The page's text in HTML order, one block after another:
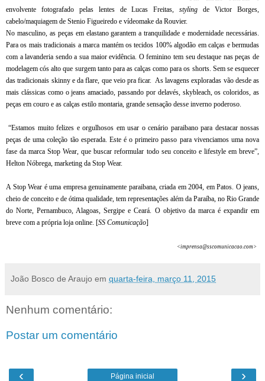
envolvente fotografado pelas lentes de Lucas Freitas,styling de Victor Borges,
cabelo/maquiagem de Stenio Figueiredo e vídeomake da Rouvier.
No masculino, as peças em elastano garantem a tranquilidade e modernidade necessárias.
Para os mais tradicionais a marca mantém os tecidos 100% algodão em calças e bermudas
com a lavanderia sendo a sua maior evidência. O feminino tem seu destaque nas peças de
modelagem cós alto que surgem tanto para as calças como para os shorts. Sem se esquecer
das tradicionais skinny e da flare, que veio pra ficar.
As lavagens exploradas vão desde as
mais clássicas como o jeans amaciado, passando por delavés, skybleach, os coloridos, as
peças em couro e as calças estilo montaria, grande sensação desse inverno poderoso.
“Estamos muito felizes e orgulhosos em usar o cenário paraibano para destacar nossas
peças de uma coleção tão esperada. Este é o primeiro passo para vivenciamos uma nova
fase da marca Stop Wear, que buscar reformular todo seu conceito e lifestyle em breve”,
Helton Nóbrega, marketing da Stop Wear.
A Stop Wear é uma empresa genuinamente paraibana, criada em 2004, em Patos. O jeans,
cheio de conceito e de ótima qualidade, tem representações além da Paraíba, no Rio Grande
do Norte, Pernambuco, Alagoas, Sergipe e Ceará. O objetivo da marca é expandir em
breve com a própria loja online. [SS Comunicação]
<imprensa@sscomunicacao.com>
João Bosco de Araujo em quarta-feira, março 11, 2015
Nenhum comentário:
Postar um comentário
‹ ›
Página inicial